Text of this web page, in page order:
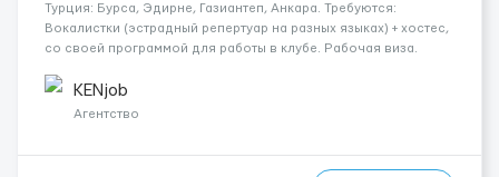
Турция: Бурса, Эдирне, Газиантеп, Анкара. Требуются:
Вокалистки (эстрадный репертуар на разных языках) + хостеc,
со своей программой для работы в клубе. Рабочая виза.
одного до трех месяцев. Мед. страховка. Высокая зарплат...
KENjob
Агентство